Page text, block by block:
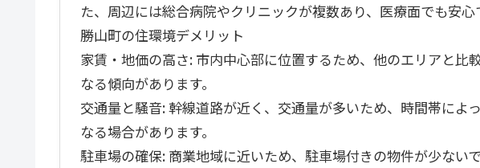
た、周辺には総合病院やクリニックが複数あり、医療面でも安心
勝山町の住環境デメリット
家賃・地価の高さ: 市内中心部に位置するため、他のエリアと比
なる傾向があります。
交通量と騒音: 幹線道路が近く、交通量が多いため、時間帯によ
なる場合があります。
駐車場の確保: 商業地域に近いため、駐車場付きの物件が少ない